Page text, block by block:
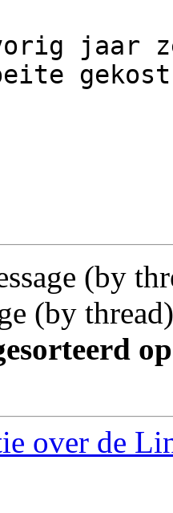
jaar
(by
(by
over de